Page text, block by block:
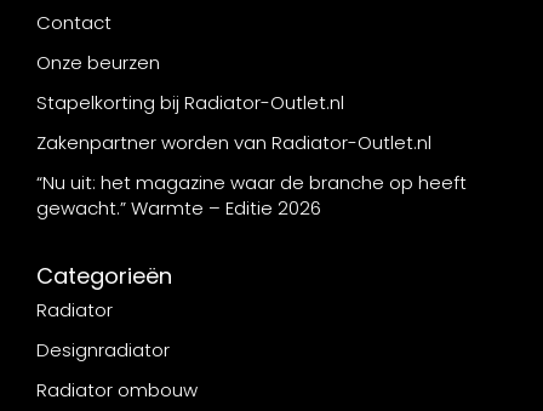
Contact
Onze beurzen
Stapelkorting bij Radiator-Outlet.nl
Zakenpartner worden van Radiator-Outlet.nl
“Nu uit: het magazine waar de branche op heeft
gewacht.” Warmte – Editie 2026
Categorieën
Radiator
Designradiator
Radiator ombouw